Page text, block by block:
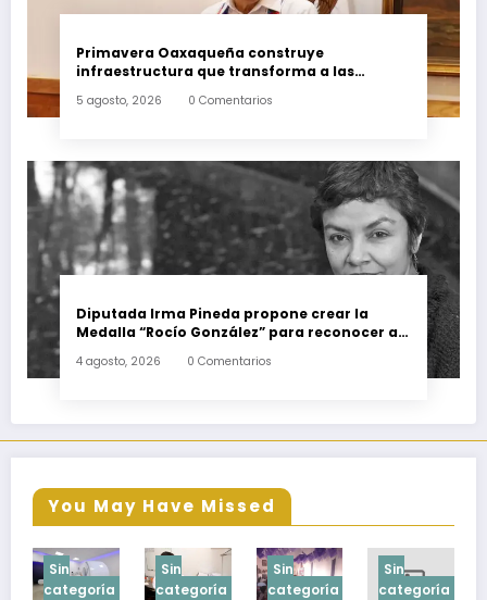
Primavera Oaxaqueña construye
infraestructura que transforma a las
5 agosto, 2026 0 Comentarios
Diputada Irma Pineda propone crear la
Medalla “Rocío González” para reconocer a
4 agosto, 2026 0 Comentarios
You May Have Missed
Sin
categoría
Sin
categoría
Sin
categoría
Sin
categoría